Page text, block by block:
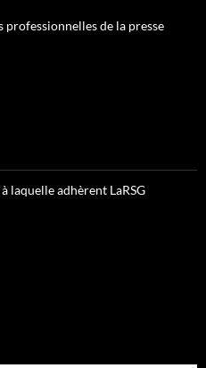
professionnelles de la presse
laquelle adhèrent LaRSG